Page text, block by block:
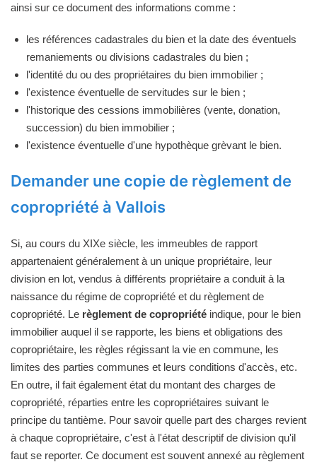
ainsi sur ce document des informations comme :
les références cadastrales du bien et la date des éventuels
remaniements ou divisions cadastrales du bien ;
l'identité du ou des propriétaires du bien immobilier ;
l'existence éventuelle de servitudes sur le bien ;
l'historique des cessions immobilières (vente, donation,
succession) du bien immobilier ;
l'existence éventuelle d'une hypothèque grèvant le bien.
Demander une copie de règlement de
copropriété à Vallois
Si, au cours du XIXe siècle, les immeubles de rapport
appartenaient généralement à un unique propriétaire, leur
division en lot, vendus à différents propriétaire a conduit à la
naissance du régime de copropriété et du règlement de
copropriété. Le règlement de copropriété indique, pour le bien
immobilier auquel il se rapporte, les biens et obligations des
copropriétaire, les règles régissant la vie en commune, les
limites des parties communes et leurs conditions d'accès, etc.
En outre, il fait également état du montant des charges de
copropriété, réparties entre les copropriétaires suivant le
principe du tantième. Pour savoir quelle part des charges revient
à chaque copropriétaire, c'est à l'état descriptif de division qu'il
faut se reporter. Ce document est souvent annexé au règlement